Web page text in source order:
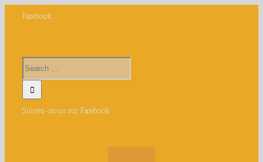
Facebook
Suivez-nous sur Facebook